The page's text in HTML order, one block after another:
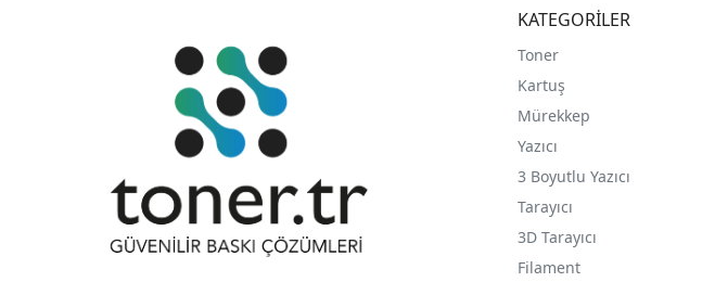
KATEGORİLER
Toner
Kartuş
Mürekkep
Yazıcı
3 Boyutlu Yazıcı
Tarayıcı
3D Tarayıcı
Filament